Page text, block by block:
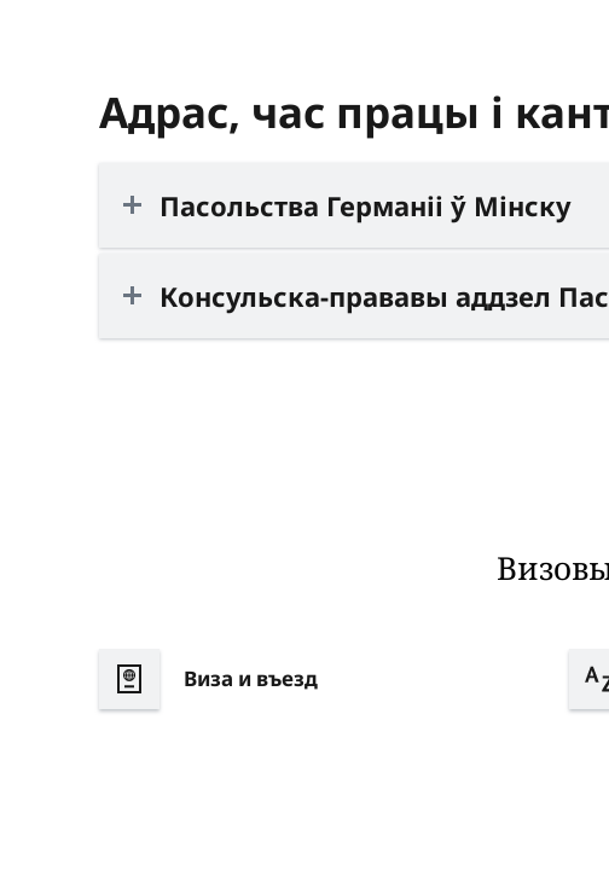
Адрас, час працы і
Пасольства Германіі ў Мінску
Консульска-прававы аддзел
Виза и въезд